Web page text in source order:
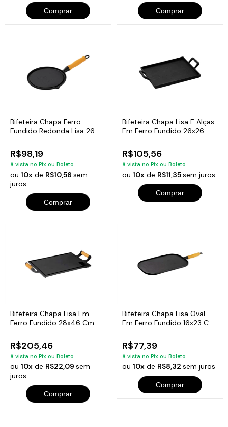
Comprar Comprar
Bifeteira Chapa Ferro
Fundido Redonda Lisa 26
R$98,19
à vista no Pix ou Boleto
ou10x de R$10,56sem
juros
Comprar
Bifeteira Chapa Lisa E Alças
Em Ferro Fundido 26x26
R$105,56
à vista no Pix ou Boleto
ou 10xde R$11,35sem juros
Comprar
Bifeteira Chapa Lisa Em
Ferro Fundido 28x46 Cm
R$205,46
à vista no Pix ou Boleto
ou10x de R$22,09sem
juros
Comprar
Bifeteira Chapa Lisa Oval
Em Ferro Fundido 16x23 Cm
R$77,39
à vista no Pix ou Boleto
ou 10xde R$8,32 sem juros
Comprar